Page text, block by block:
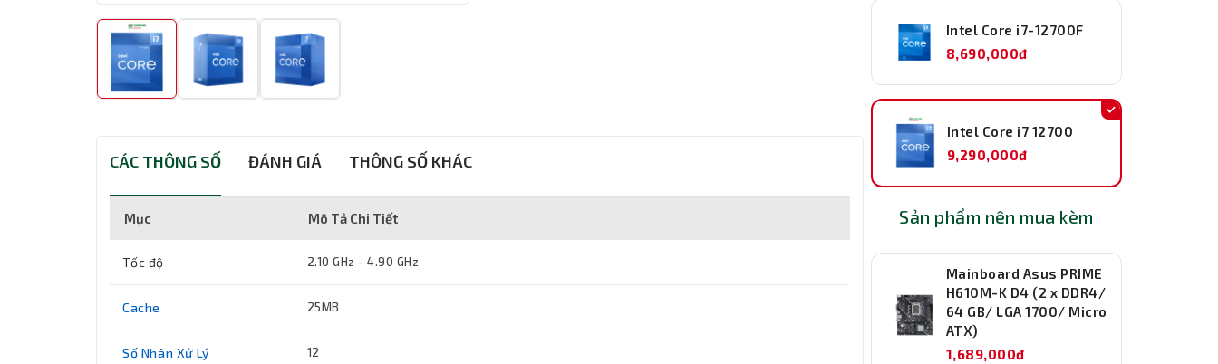
CÁC THÔNG SỐ ĐÁNH GIÁ THÔNG SỐ KHÁC
Mục Mô Tả Chi Tiết
Tốc độ 2.10 GHz - 4.90 GHz
Cache 25MB
Số Nhân Xử Lý 12
Intel Core i7-12700F
8,690,000đ
Intel Core i7 12700
9,290,000đ
Sản phẩm nên mua kèm
Mainboard Asus PRIME
H610M-K D4 (2 x DDR4/
64 GB/ LGA 1700/ Micro
ATX)
1,689,000đ